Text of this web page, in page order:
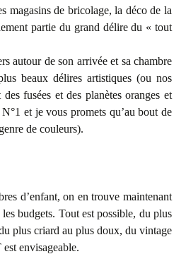
magasins de bricolage, la déco de la
partie du grand délire du « tout
autour de son arrivée et sa chambre
beaux délires artistiques (ou nos
fusées et des planètes oranges et
et je vous promets qu’au bout de
de couleurs).
d’enfant, on en trouve maintenant
budgets. Tout est possible, du plus
plus criard au plus doux, du vintage
envisageable.